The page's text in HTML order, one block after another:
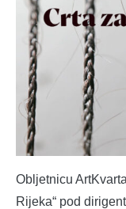
Obljetnicu
Rijeka“ pod